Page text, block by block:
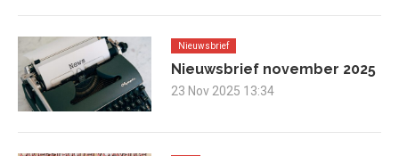
Nieuwsbrief
Nieuwsbrief november 2025
23 Nov 2025 13:34